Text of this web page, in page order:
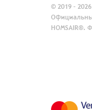
© 2019 - 2026
HOMSAIR®.